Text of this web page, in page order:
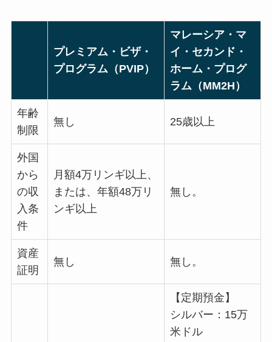
プレミアム・ビザ・
プログラム（PVIP）
マレーシア・マ
イ・セカンド・
ホーム・プログ
ラム（MM2H）
年齢
制限
無し 25歳以上
外国
から
の収
入条
件
月額4万リンギ以上、
または、年額48万リ
ンギ以上
無し。
資産
証明
無し 無し。
【定期預金】
シルバー：15万
米ドル